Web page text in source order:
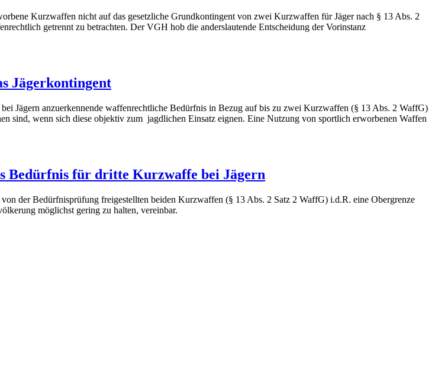
Kurzwaffen nicht auf das gesetzliche Grundkontingent von zwei Kurzwaffen für Jäger nach § 13 Abs. 2
getrennt zu betrachten. Der VGH hob die anderslautende Entscheidung der Vorinstanz
Jägerkontingent
Jägern anzuerkennende waffenrechtliche Bedürfnis in Bezug auf bis zu zwei Kurzwaffen (§ 13 Abs. 2 WaffG)
sind, wenn sich diese objektiv zum jagdlichen Einsatz eignen. Eine Nutzung von sportlich erworbenen Waffen
Bedürfnis für dritte Kurzwaffe bei Jägern
der Bedürfnisprüfung freigestellten beiden Kurzwaffen (§ 13 Abs. 2 Satz 2 WaffG) i.d.R. eine Obergrenze
möglichst gering zu halten, vereinbar.